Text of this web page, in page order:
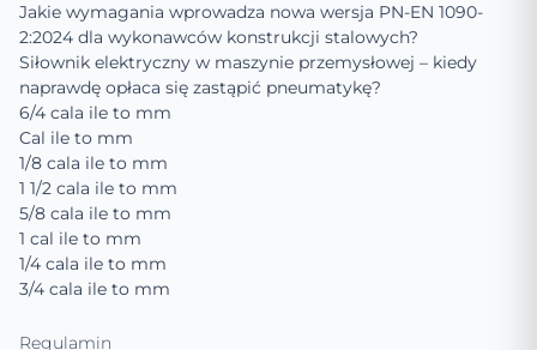
Jakie wymagania wprowadza nowa wersja PN-EN 1090-
2:2024 dla wykonawców konstrukcji stalowych?
Siłownik elektryczny w maszynie przemysłowej – kiedy
naprawdę opłaca się zastąpić pneumatykę?
6/4 cala ile to mm
Cal ile to mm
1/8 cala ile to mm
1 1/2 cala ile to mm
5/8 cala ile to mm
1 cal ile to mm
1/4 cala ile to mm
3/4 cala ile to mm
Regulamin